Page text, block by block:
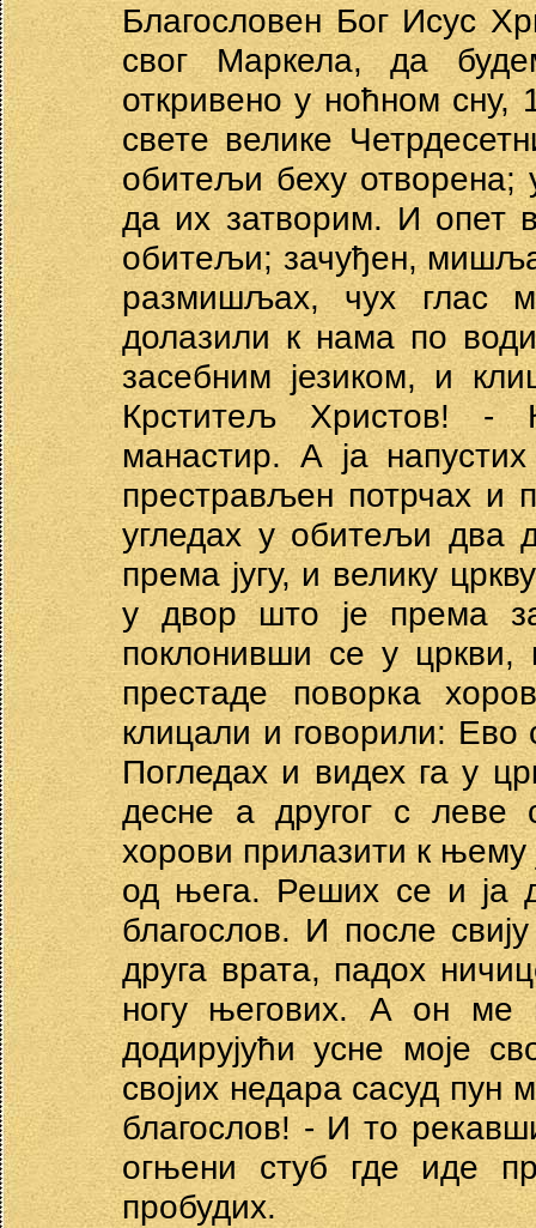
Благословен Бог Исус
свог Маркела, да
откривено у ноћном
свете велике
обитељи беху
да их затворим. И опет
обитељи; зачуђен,
размишљах, чух глас
долазили к нама по
засебним језиком, и
Крститељ Христов! -
манастир. А ја
престрављен потрчах и
угледах у обитељи два
према југу, и велику
у двор што је према
поклонивши се у
престаде поворка
клицали и говорили: Ево
Погледах и видех га у
десне а другог с леве
хорови прилазити к њему
од њега. Реших се и ја
благослов. И после
друга врата, падох
ногу његових. А он ме
додирујући усне моје
својих недара сасуд
благослов! - И то
огњени стуб где иде
пробудих.